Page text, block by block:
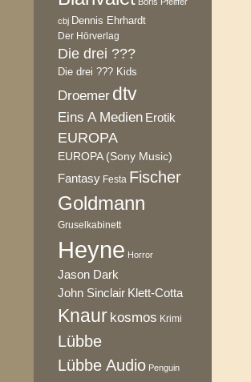
cbj Dennis Ehrhardt
Der Hörverlag
Die drei ???
Die drei ??? Kids
Droemer dtv
Eins A Medien Erotik
EUROPA
EUROPA (Sony Music)
Fantasy Festa Fischer
Goldmann
Gruselkabinett
Heyne Horror
Jason Dark
John Sinclair Klett-Cotta
Knaur kosmos Krimi
Lübbe
Lübbe Audio Penguin